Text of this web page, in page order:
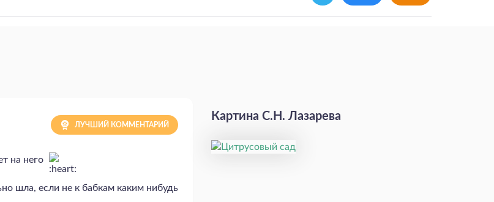
ЛУЧШИЙ КОММЕНТАРИЙ
на него
шла, если не к бабкам каким нибудь
Картина С.Н. Лазарева